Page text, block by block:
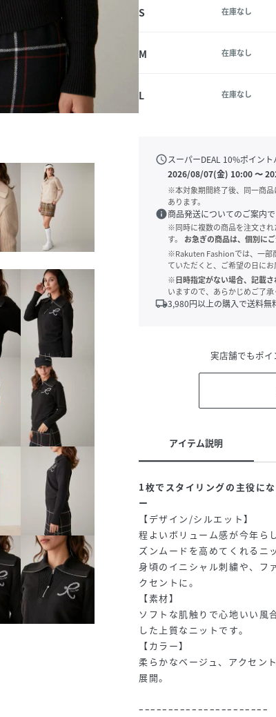
S 在庫なし
M 在庫なし
L 在庫なし
scheduleスーパーDEAL 10%ポイント
2026/08/07(金) 10:00〜
※本対象期間終了後、同一商品
あります。
info商品発送についてのご案内で
※同時に複数の商品を注文さ
す。
お急ぎの商品は、個別にご
※Rakuten Fashionでは、一部
ていただくと、ご希望の日にお
※日時指定がない場合、記載
いますので、あらかじめご了承
local_shipping3,980円以上の購入で送料無
実店舗でもポイ
アイテム説明
1枚でスタイリングの主役に
ー
【デザイン/シルエット】
程よいボリューム感が今年ら
ズンムードを高めてくれるニ
身頃のイニシャル刺繍や、フ
クセントに。
【素材】
ソフトな肌触りで心地いい風
した上質なニットです。
【カラー】
柔らかなベージュ、アクセン
展開。
ｰｰｰｰｰｰｰｰｰｰｰｰｰｰｰｰｰｰｰｰｰｰ